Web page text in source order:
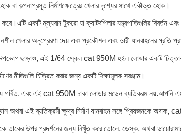
বা কল্পনাপ্রসূত নির্মাণক্ষেত্রের খেলার দৃশ্যের সাথে একীভূত হোক।
একটি মূল্যবান টুকরো যা ক্যাটরপিলার যন্ত্রপাতিগুলির বিবর্তন
খেলার অনুপ্রেরণা দেয় এবং প্রকৌশল এবং ভারী যানবাহনের প্রতি
ছাড়াও, এই 1/64 স্কেল cat 950M হুইল লোডার একটি
নীতিগুলি চিত্রিত করার জন্য একটি শিক্ষামূলক সরঞ্জাম।
গর্বিত, এবং এই cat 950M চাকা লোডার মডেল ব্যতিক্রম নয়.আপনি
অথবা এই ব্যতিক্রমী ক্ষুদ্র নির্মাণ যানবাহন সঙ্গে প্রিয়জনকে অবাক,
তাকের উপর প্রদর্শনের জন্য নিখুঁত করে তোলে, ডেস্ক, অথবা